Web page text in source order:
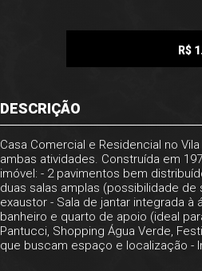
R$
DESCRIÇÃO
Casa Comercial e Residencial no
ambas atividades. Construída em
imóvel: - 2 pavimentos bem
duas salas amplas (possibilidade
exaustor - Sala de jantar integrada
banheiro e quarto de apoio (ideal
Pantucci, Shopping Água Verde,
que buscam espaço e localização -